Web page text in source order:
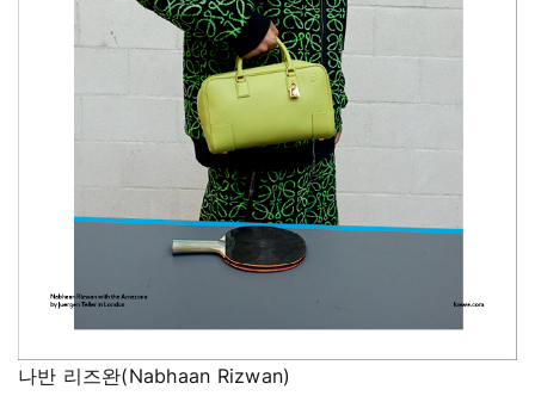
나반 리즈완(Nabhaan Rizwan)